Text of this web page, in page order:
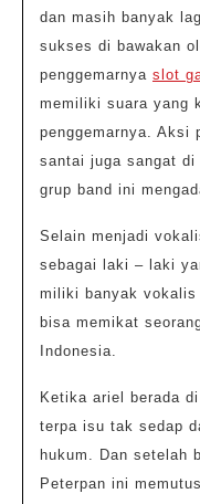
dan masih banyak
sukses di bawakan
penggemarnya slot
memiliki suara yang
penggemarnya. Aksi
santai juga sangat
grup band ini
Selain menjadi
sebagai laki – laki
miliki banyak
bisa memikat
Indonesia.
Ketika ariel berada
terpa isu tak sedap
hukum. Dan setelah
Peterpan ini